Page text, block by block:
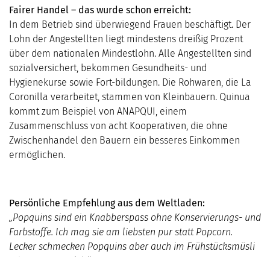
Fairer Handel – das wurde schon erreicht:
In dem Betrieb sind überwiegend Frauen beschäftigt. Der
Lohn der Angestellten liegt mindestens dreißig Prozent
über dem nationalen Mindestlohn. Alle Angestellten sind
sozialversichert, bekommen Gesundheits- und
Hygienekurse sowie Fort-bildungen. Die Rohwaren, die La
Coronilla verarbeitet, stammen von Kleinbauern. Quinua
kommt zum Beispiel von ANAPQUI, einem
Zusammenschluss von acht Kooperativen, die ohne
Zwischenhandel den Bauern ein besseres Einkommen
ermöglichen.
Persönliche Empfehlung aus dem Weltladen:
„Popquins sind ein Knabberspass ohne Konservierungs- und
Farbstoffe. Ich mag sie am liebsten pur statt Popcorn.
Lecker schmecken Popquins aber auch im Frühstücksmüsli